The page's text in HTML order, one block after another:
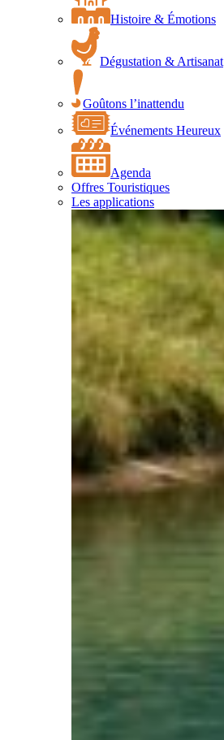
Histoire & Émotions
Dégustation & Artisanat
Goûtons l’inattendu
Événements Heureux
Agenda
Offres Touristiques
Les applications